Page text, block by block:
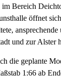
im Bereich
öffnet
und zur Alster
die geplante
1:66 ab